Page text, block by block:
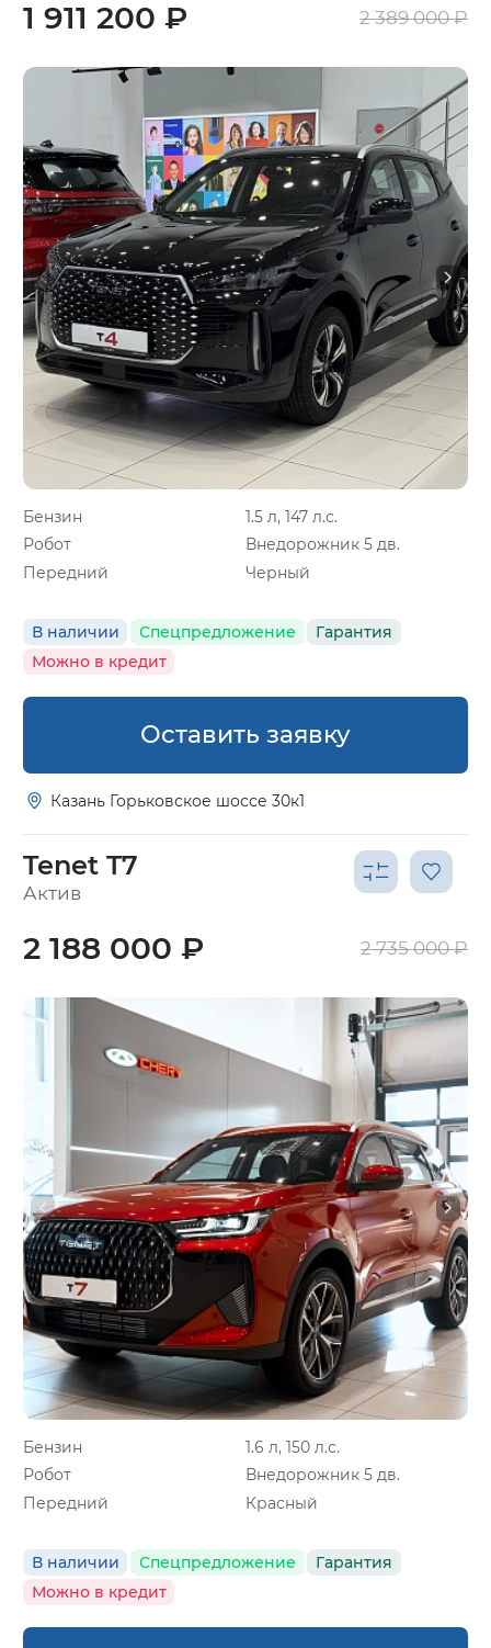
Бензин
1.5 л, 147 л.с.
Робот
Внедорожник 5 дв.
Передний
Черный
В наличии Спецпредложение
Гарантия
Можно в кредит
1 911 200 ₽ 2 389 000 ₽
Оставить заявку
Казань Горьковское шоссе 30к1
Tenet T7
Актив
Бензин
1.6 л, 150 л.с.
Робот
Внедорожник 5 дв.
Передний
Красный
В наличии Спецпредложение
Гарантия
Можно в кредит
2 188 000 ₽ 2 735 000 ₽